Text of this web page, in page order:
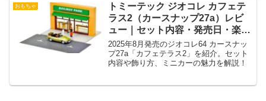
おもちゃ
トミーテック ジオコレ カフェテ
ラス2（カースナップ27a）レビ
ュー｜セット内容・発売日・楽し
み方まとめ
2025年8月発売のジオコレ64 カースナッ
プ27a「カフェテラス2」を紹介。セット
内容や飾り方、ミニカーの魅力を解説！